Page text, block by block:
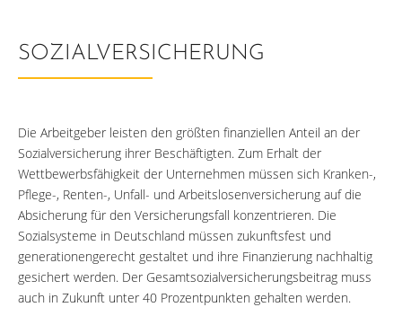
SOZIALVERSICHERUNG
Die Arbeitgeber leisten den größten finanziellen Anteil an der
Sozialversicherung ihrer Beschäftigten. Zum Erhalt der
Wettbewerbsfähigkeit der Unternehmen müssen sich Kranken-,
Pflege-, Renten-, Unfall- und Arbeitslosenversicherung auf die
Absicherung für den Versicherungsfall konzentrieren. Die
Sozialsysteme in Deutschland müssen zukunftsfest und
generationengerecht gestaltet und ihre Finanzierung nachhaltig
gesichert werden. Der Gesamtsozialversicherungsbeitrag muss
auch in Zukunft unter 40 Prozentpunkten gehalten werden.